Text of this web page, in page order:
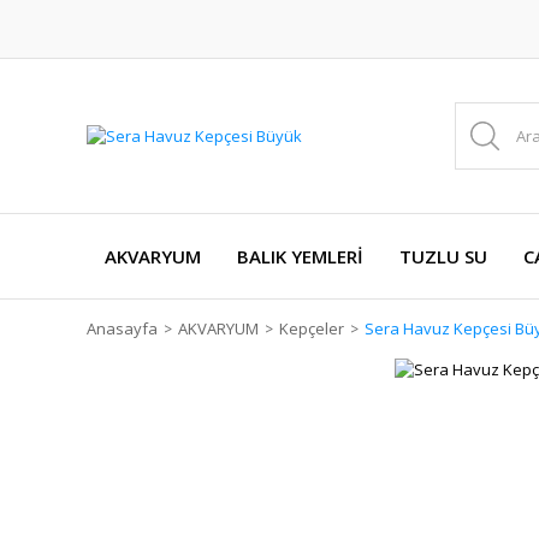
AKVARYUM BALIK YEMLERİ TUZLU SU
Anasayfa AKVARYUM Kepçeler Sera Havuz Kepçesi